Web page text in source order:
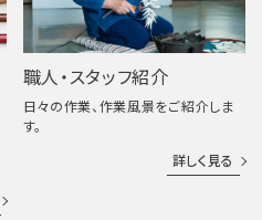
職人・スタッフ紹介
日々の作業、作業風景をご紹介しま
す。
詳しく見る